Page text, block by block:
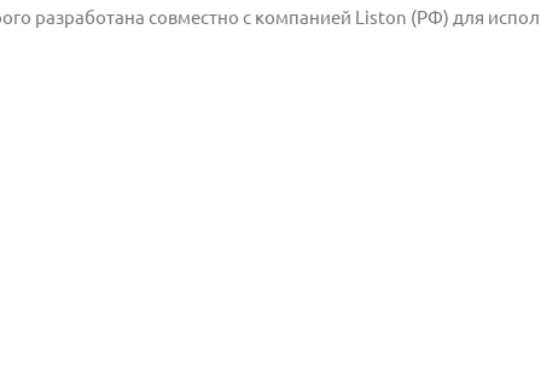
разработана совместно с компанией Liston (РФ) для